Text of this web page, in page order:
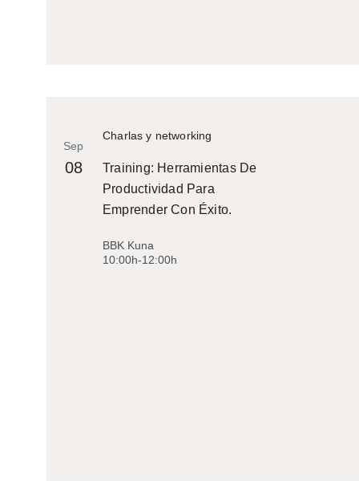
Charlas y networking
Sep
08
Training: Herramientas De
Productividad Para
Emprender Con Éxito.
BBK Kuna
10:00h-12:00h